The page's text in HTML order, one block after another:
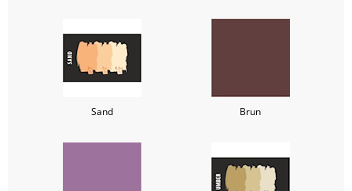
Sand Brun